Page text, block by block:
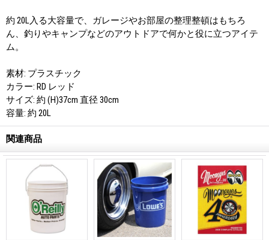
約 20L入る大容量で、ガレージやお部屋の整理整頓はもちろ
ん、釣りやキャンプなどのアウトドアで何かと役に立つアイテ
ム。
素材: プラスチック
カラー: RD レッド
サイズ: 約 (H)37cm 直径 30cm
容量: 約 20L
関連商品